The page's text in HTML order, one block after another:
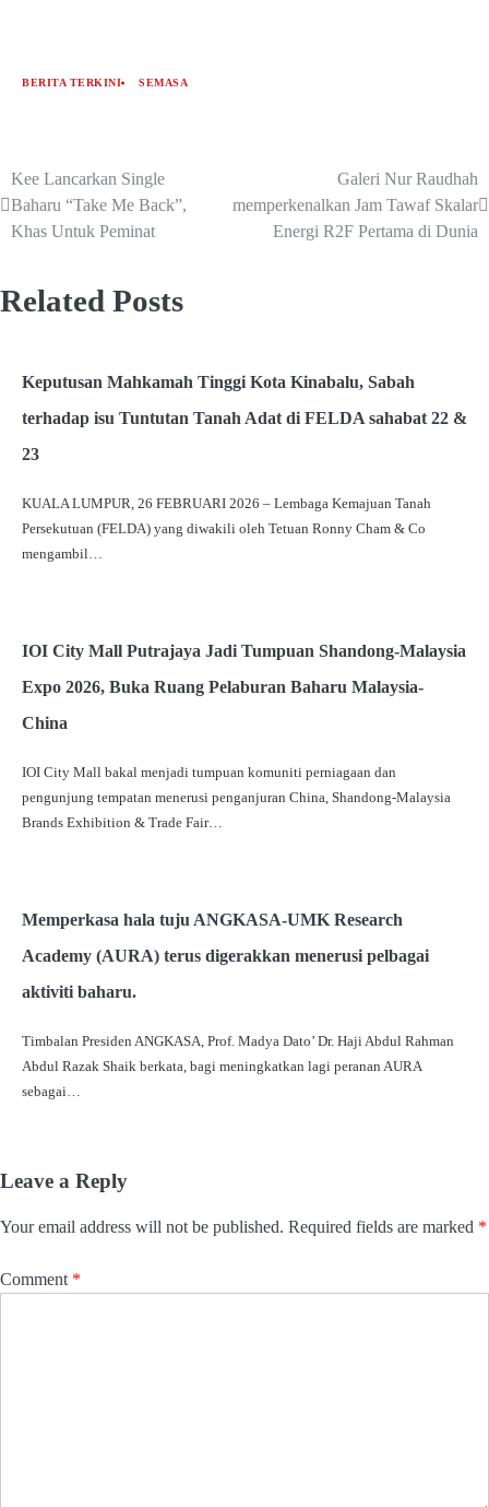
BERITA TERKINI SEMASA
Kee Lancarkan Single
Baharu “Take Me Back”,
Khas Untuk Peminat
Galeri Nur Raudhah
memperkenalkan Jam Tawaf Skalar
Energi R2F Pertama di Dunia
Related Posts
Keputusan Mahkamah Tinggi Kota Kinabalu, Sabah
terhadap isu Tuntutan Tanah Adat di FELDA sahabat 22 &
23
KUALA LUMPUR, 26 FEBRUARI 2026 – Lembaga Kemajuan Tanah
Persekutuan (FELDA) yang diwakili oleh Tetuan Ronny Cham & Co
mengambil…
IOI City Mall Putrajaya Jadi Tumpuan Shandong-Malaysia
Expo 2026, Buka Ruang Pelaburan Baharu Malaysia-
China
IOI City Mall bakal menjadi tumpuan komuniti perniagaan dan
pengunjung tempatan menerusi penganjuran China, Shandong-Malaysia
Brands Exhibition & Trade Fair…
Memperkasa hala tuju ANGKASA-UMK Research
Academy (AURA) terus digerakkan menerusi pelbagai
aktiviti baharu.
Timbalan Presiden ANGKASA, Prof. Madya Dato’ Dr. Haji Abdul Rahman
Abdul Razak Shaik berkata, bagi meningkatkan lagi peranan AURA
sebagai…
Leave a Reply
Your email address will not be published. Required fields are marked *
Comment *